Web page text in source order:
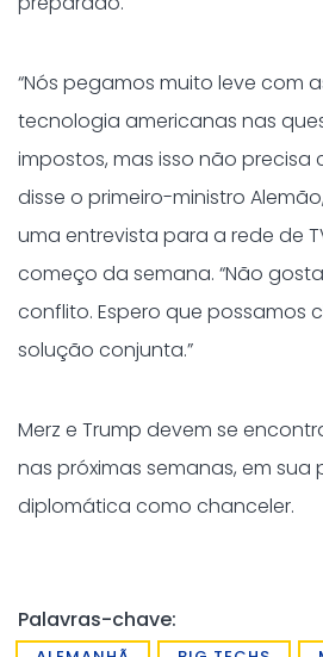
“Nós pegamos muito leve com
tecnologia americanas nas
impostos, mas isso não precisa
disse o primeiro-ministro
uma entrevista para a rede de
começo da semana. “Não
conflito. Espero que possamos
solução conjunta.”
Merz e Trump devem se
nas próximas semanas, em sua
diplomática como chanceler.
Palavras-chave: